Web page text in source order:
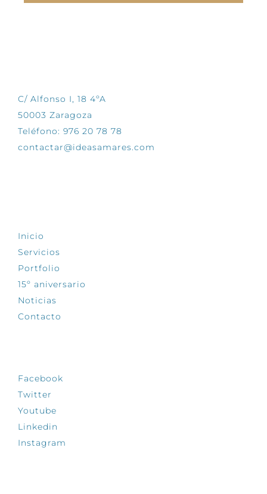
C/ Alfonso I, 18 4ºA
50003 Zaragoza
Teléfono: 976 20 78 78
contactar@ideasamares.com
Inicio
Servicios
Portfolio
15º aniversario
Noticias
Contacto
Facebook
Twitter
Youtube
Linkedin
Instagram